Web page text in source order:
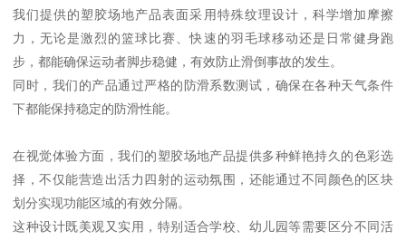
我们提供的塑胶场地产品表面采用特殊纹理设计，科学增加摩擦
力，无论是激烈的篮球比赛、快速的羽毛球移动还是日常健身跑
步，都能确保运动者脚步稳健，有效防止滑倒事故的发生。
同时，我们的产品通过严格的防滑系数测试，确保在各种天气条件
下都能保持稳定的防滑性能。
在视觉体验方面，我们的塑胶场地产品提供多种鲜艳持久的色彩选
择，不仅能营造出活力四射的运动氛围，还能通过不同颜色的区块
划分实现功能区域的有效分隔。
这种设计既美观又实用，特别适合学校、幼儿园等需要区分不同活